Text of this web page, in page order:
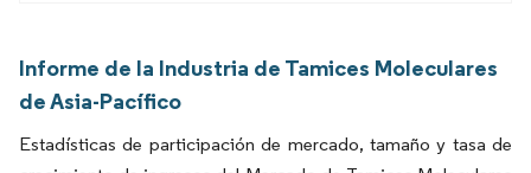
Informe de la Industria de Tamices Moleculares
de Asia-Pacífico
Estadísticas de participación de mercado, tamaño y tasa de